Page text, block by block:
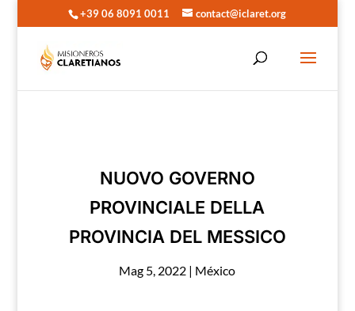
+39 06 8091 0011 contact@iclaret.org
NUOVO GOVERNO
PROVINCIALE DELLA
PROVINCIA DEL MESSICO
Mag 5, 2022 | México